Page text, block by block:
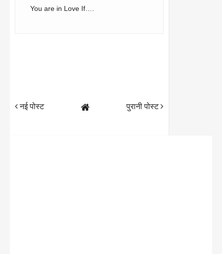
You are in Love If….
नई पोस्ट पुरानी पोस्ट